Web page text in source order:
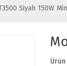
Siyah 150W
Ürün